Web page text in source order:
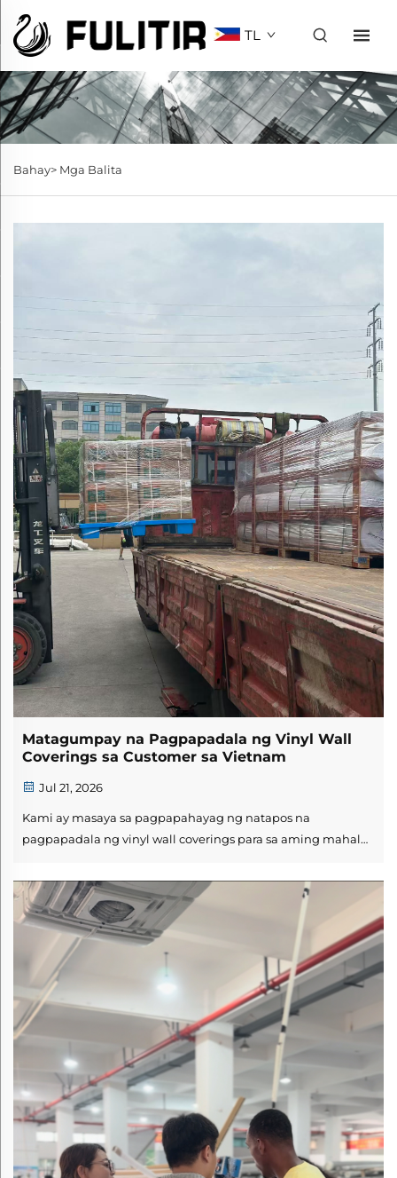
TL
Bahay> Mga Balita
Matagumpay na Pagpapadala ng Vinyl Wall
Coverings sa Customer sa Vietnam
Jul 21, 2026
Kami ay masaya sa pagpapahayag ng natapos na
pagpapadala ng vinyl wall coverings para sa aming mahal
maingat na nakapack sa mga standard export pallet at
maayos na iniload sa barko. Ipinagkaloob na namin ang
opisyal na FORM E Certificate of Ori...